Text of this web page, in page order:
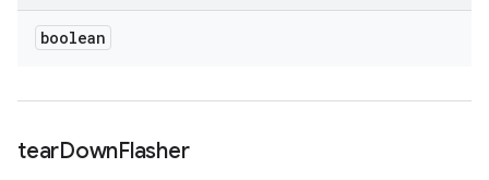
boolean
tearDownFlasher